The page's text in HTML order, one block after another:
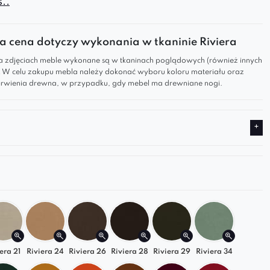
dzięki swojemu gustownemu wyglądowi
do Twojego wnętrza dużo stylu i elegancji.
siedzisko i oparcie gwarantują wygodę
lub salonie, dodając wyrafinowanego
w wygodnych siedzeniach i obejrzyj wygodnie
cena dotyczy wykonania w tkaninie Riviera
zdjęciach meble wykonane są w tkaninach poglądowych (również innych
W celu zakupu mebla należy dokonać wyboru koloru materiału oraz
drewna, w przypadku, gdy mebel ma drewniane nogi.
21 Riviera 24 Riviera 26 Riviera 28 Riviera 29 Riviera 34